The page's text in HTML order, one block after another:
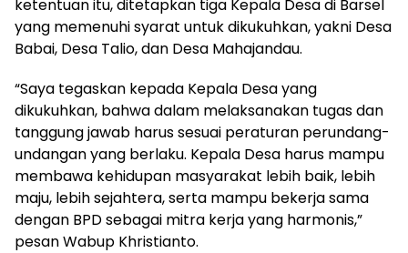
ketentuan itu, ditetapkan tiga Kepala Desa di Barsel
yang memenuhi syarat untuk dikukuhkan, yakni Desa
Babai, Desa Talio, dan Desa Mahajandau.
“Saya tegaskan kepada Kepala Desa yang
dikukuhkan, bahwa dalam melaksanakan tugas dan
tanggung jawab harus sesuai peraturan perundang-
undangan yang berlaku. Kepala Desa harus mampu
membawa kehidupan masyarakat lebih baik, lebih
maju, lebih sejahtera, serta mampu bekerja sama
dengan BPD sebagai mitra kerja yang harmonis,”
pesan Wabup Khristianto.